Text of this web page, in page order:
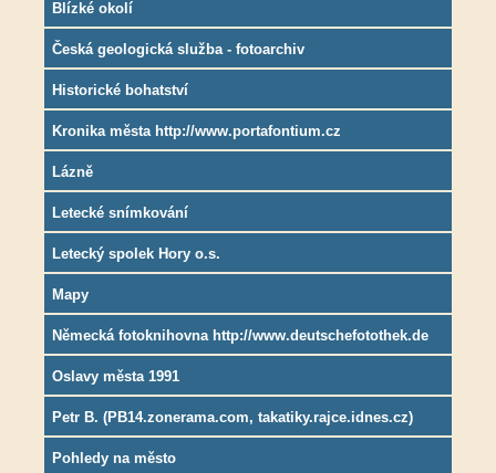
Blízké okolí
Česká geologická služba - fotoarchiv
Historické bohatství
Kronika města http://www.portafontium.cz
Lázně
Letecké snímkování
Letecký spolek Hory o.s.
Mapy
Německá fotoknihovna http://www.deutschefotothek.de
Oslavy města 1991
Petr B. (PB14.zonerama.com, takatiky.rajce.idnes.cz)
Pohledy na město